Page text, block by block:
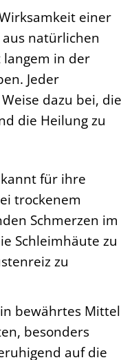
einer
natürlichen
langem in der
Jeder
dazu bei, die
die Heilung zu
für ihre
trockenem
Schmerzen im
Schleimhäute zu
zu
bewährtes Mittel
besonders
auf die